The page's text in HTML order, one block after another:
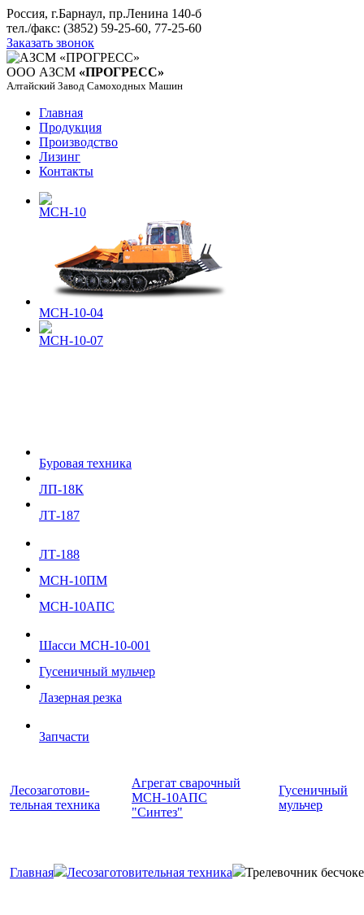
Россия, г.Барнаул, пр.Ленина 140-б
тел./факс: (3852) 59-25-60, 77-25-60
Заказать звонок
ООО АЗСМ «ПРОГРЕСС»
Алтайский Завод Самоходных Машин
Главная
Продукция
Производство
Лизинг
Контакты
МСН-10
МСН-10-04
МСН-10-07
Буровая техника
ЛП-18К
ЛТ-187
ЛТ-188
МСН-10ПМ
МСН-10АПС
Шасси МСН-10-001
Гусеничный мульчер
Лазерная резка
Запчасти
Лесозаготови-
тельная техника
Агрегат сварочный
МСН-10АПС
"Синтез"
Гусеничный
мульчер
Главная Лесозаготовительная техника Трелевочник